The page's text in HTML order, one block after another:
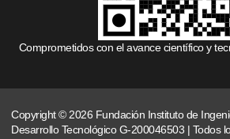
Comprometidos con el avance científico y
Copyright © 2026 Fundación Instituto de
Desarrollo Tecnológico G-200046503 | Todos